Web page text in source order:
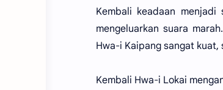
Kembali keadaan
mengeluarkan suara
Hwa-i Kaipang sangat kuat,
Kembali Hwa-i Lokai